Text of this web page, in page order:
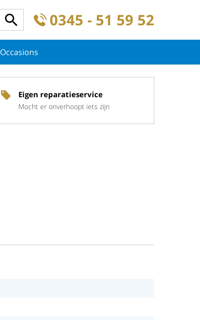
0345 - 51 59 52
Occasions
Eigen reparatieservice
Mocht er onverhoopt iets zijn